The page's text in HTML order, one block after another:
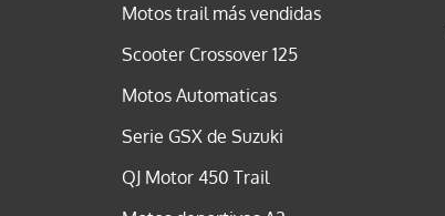
Motos trail más vendidas
Scooter Crossover 125
Motos Automaticas
Serie GSX de Suzuki
QJ Motor 450 Trail